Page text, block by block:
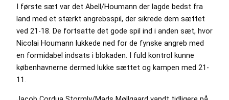
I første sæt var det Abell/Houmann der lagde bedst fra
land med et stærkt angrebsspil, der sikrede dem sættet
ved 21-18. De fortsatte det gode spil ind i anden sæt, hvor
Nicolai Houmann lukkede ned for de fynske angreb med
en formidabel indsats i blokaden. I fuld kontrol kunne
københavnerne dermed lukke sættet og kampen med 21-
11.